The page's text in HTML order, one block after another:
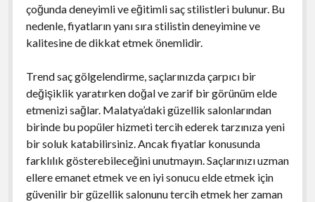
çoğunda deneyimli ve eğitimli saç stilistleri bulunur. Bu
nedenle, fiyatların yanı sıra stilistin deneyimine ve
kalitesine de dikkat etmek önemlidir.
Trend saç gölgelendirme, saçlarınızda çarpıcı bir
değişiklik yaratırken doğal ve zarif bir görünüm elde
etmenizi sağlar. Malatya’daki güzellik salonlarından
birinde bu popüler hizmeti tercih ederek tarzınıza yeni
bir soluk katabilirsiniz. Ancak fiyatlar konusunda
farklılık gösterebileceğini unutmayın. Saçlarınızı uzman
ellere emanet etmek ve en iyi sonucu elde etmek için
güvenilir bir güzellik salonunu tercih etmek her zaman